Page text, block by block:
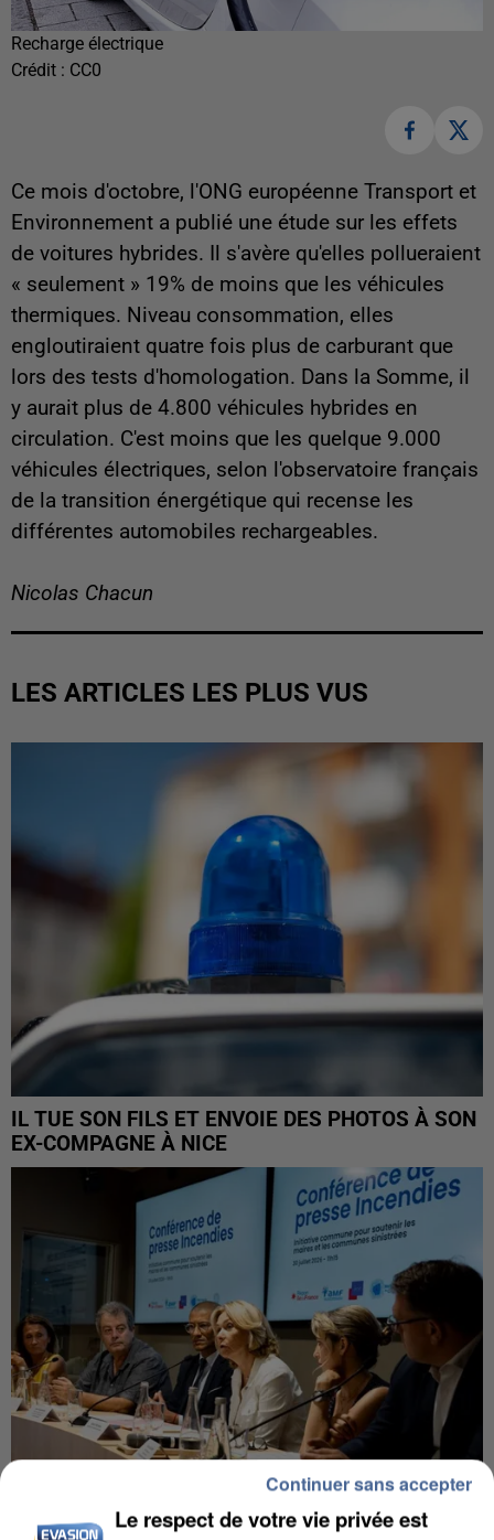
Recharge électrique
Crédit : CC0
Ce mois d'octobre, l'ONG européenne Transport et
Environnement a publié une étude sur les effets
de voitures hybrides. Il s'avère qu'elles pollueraient
« seulement » 19% de moins que les véhicules
thermiques. Niveau consommation, elles
engloutiraient quatre fois plus de carburant que
lors des tests d'homologation. Dans la Somme, il
y aurait plus de 4.800 véhicules hybrides en
circulation. C'est moins que les quelque 9.000
véhicules électriques, selon l'observatoire français
de la transition énergétique qui recense les
différentes automobiles rechargeables.
Nicolas Chacun
LES ARTICLES LES PLUS VUS
IL TUE SON FILS ET ENVOIE DES PHOTOS À SON
EX-COMPAGNE À NICE
Le respect de votre vie privée est
Continuer sans accepter